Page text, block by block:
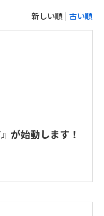
新しい順 | 古い順
が始動します！